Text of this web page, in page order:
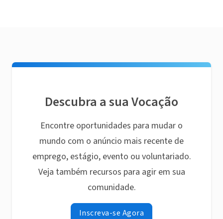
Descubra a sua Vocação
Encontre oportunidades para mudar o
mundo com o anúncio mais recente de
emprego, estágio, evento ou voluntariado.
Veja também recursos para agir em sua
comunidade.
Inscreva-se Agora